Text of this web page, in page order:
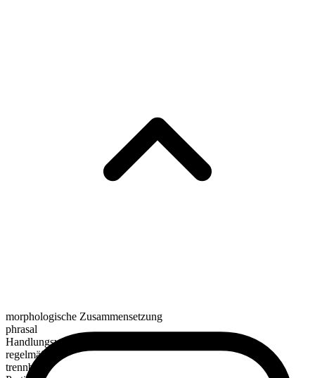
morphologische Zusammensetzung
phrasal
Handlungsverb
regelmäßig
trennbar